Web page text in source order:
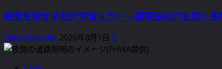
–
害
と
光
天
文
夜空を脅かす巨大宇宙ミラー – 国際法の穴を突く
Hikari Wooder 2026年8月1日 0